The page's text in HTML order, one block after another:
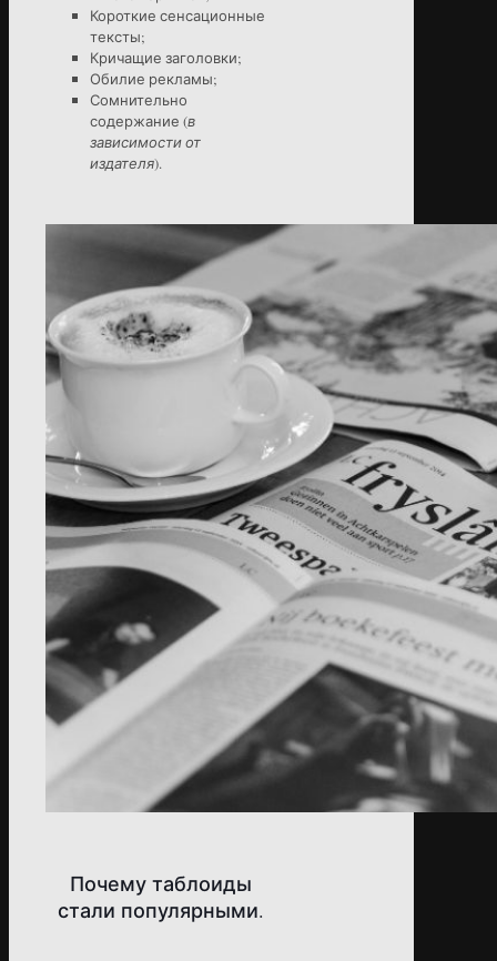
Короткие сенсационные
тексты;
Кричащие заголовки;
Обилие рекламы;
Сомнительно
содержание (в
зависимости от
издателя).
Почему таблоиды
стали популярными.